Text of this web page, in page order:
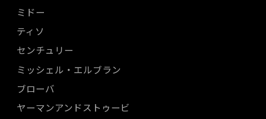
ミドー
ティソ
センチュリー
ミッシェル・エルブラン
ブローバ
ヤーマンアンドストゥービ